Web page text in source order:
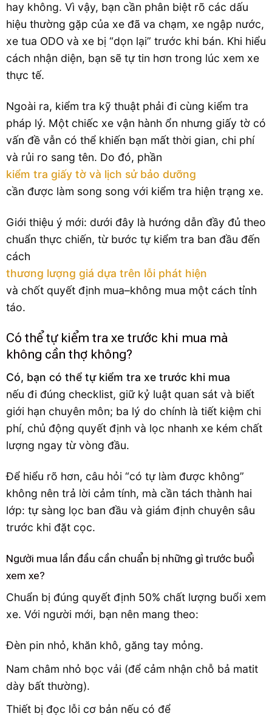
hay không. Vì vậy, bạn cần phân biệt rõ các dấu
hiệu thường gặp của xe đã va chạm, xe ngập nước,
xe tua ODO và xe bị “dọn lại” trước khi bán. Khi hiểu
cách nhận diện, bạn sẽ tự tin hơn trong lúc xem xe
thực tế.
Ngoài ra, kiểm tra kỹ thuật phải đi cùng kiểm tra
pháp lý. Một chiếc xe vận hành ổn nhưng giấy tờ có
vấn đề vẫn có thể khiến bạn mất thời gian, chi phí
và rủi ro sang tên. Do đó, phần
kiểm tra giấy tờ và lịch sử bảo dưỡng
cần được làm song song với kiểm tra hiện trạng xe.
Giới thiệu ý mới: dưới đây là hướng dẫn đầy đủ theo
chuẩn thực chiến, từ bước tự kiểm tra ban đầu đến
cách
thương lượng giá dựa trên lỗi phát hiện
và chốt quyết định mua–không mua một cách tỉnh
táo.
Có thể tự kiểm tra xe trước khi mua mà
không cần thợ không?
Có, bạn có thể tự kiểm tra xe trước khi mua
nếu đi đúng checklist, giữ kỷ luật quan sát và biết
giới hạn chuyên môn; ba lý do chính là tiết kiệm chi
phí, chủ động quyết định và lọc nhanh xe kém chất
lượng ngay từ vòng đầu.
Để hiểu rõ hơn, câu hỏi “có tự làm được không”
không nên trả lời cảm tính, mà cần tách thành hai
lớp: tự sàng lọc ban đầu và giám định chuyên sâu
trước khi đặt cọc.
Người mua lần đầu cần chuẩn bị những gì trước buổi
xem xe?
Chuẩn bị đúng quyết định 50% chất lượng buổi xem
xe. Với người mới, bạn nên mang theo:
Đèn pin nhỏ, khăn khô, găng tay mỏng.
Nam châm nhỏ bọc vải (để cảm nhận chỗ bả matit
dày bất thường).
Thiết bị đọc lỗi cơ bản nếu có để